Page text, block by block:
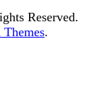
Reserved.
Themes.